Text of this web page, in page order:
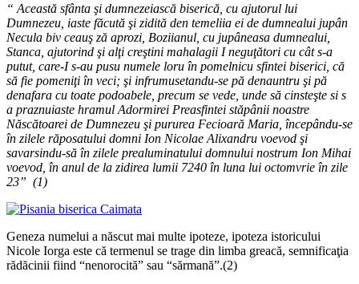
“ Această sfânta şi dumnezeiască biserică, cu ajutorul lui
Dumnezeu, iaste făcută şi zidită den temeliia ei de dumnealui jupân
Necula biv ceauş ză aprozi, Boziianul, cu jupâneasa dumnealui,
Stanca, ajutorind şi alţi creştini mahalagii I neguţători cu cât s-a
putut, care-I s-au pusu numele loru în pomelnicu sfintei biserici, că
să fie pomeniţi în veci; şi infrumusetandu-se pă denauntru şi pă
denafara cu toate podoabele, precum se vede, unde să cinsteşte si s
a praznuiaste hramul Adormirei Preasfintei stăpânii noastre
Născătoarei de Dumnezeu şi pururea Fecioară Maria, începându-se
în zilele răposatului domni Ion Nicolae Alixandru voevod şi
savarsindu-să în zilele prealuminatului domnului nostrum Ion Mihai
voevod, în anul de la zidirea lumii 7240 în luna lui octomvrie în zile
23” (1)
Geneza numelui a născut mai multe ipoteze, ipoteza istoricului
Nicole Iorga este că termenul se trage din limba greacă, semnificaţia
rădăcinii fiind “nenorocită” sau “sărmană”.(2)